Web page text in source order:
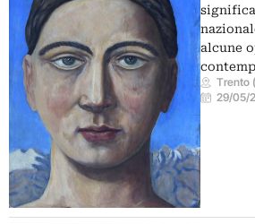
alcune
Trento
29/05/